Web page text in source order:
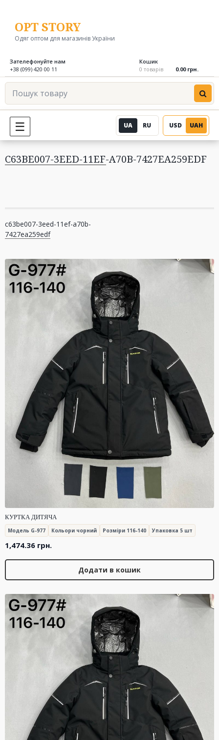
вмістуOPT STORY
Одяг оптом для магазинів України
Зателефонуйте нам
+38 (099) 420 00 11
Кошик
0 товарів
0.00 грн.
Пошук
товару
UA RU USD UAH
C63BE007-3EED-11EF-A70B-7427EA259EDF
записів
c63be007-3eed-11ef-a70b-
7427ea259edf
КУРТКА ДИТЯЧА
Модель G-977 Кольори чорний Розміри 116-140 Упаковка 5 шт
1,474.36 грн.
Додати в кошик